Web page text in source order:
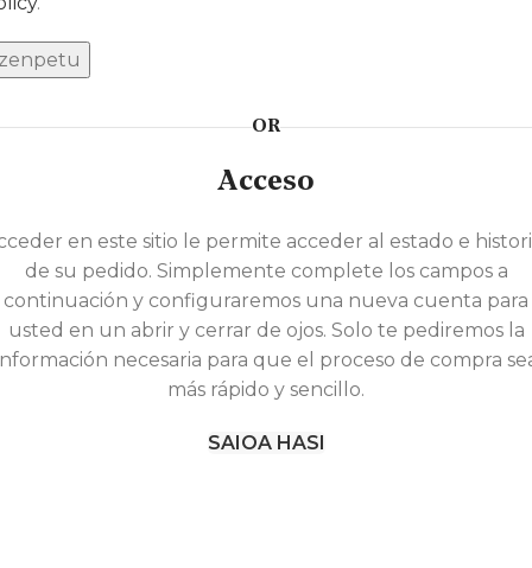
OR
Acceso
en este sitio le permite acceder al estado e
de su pedido. Simplemente complete los campos a
continuación y configuraremos una nueva cuenta para
usted en un abrir y cerrar de ojos. Solo te pediremos la
necesaria para que el proceso de compra
más rápido y sencillo.
SAIOA HASI